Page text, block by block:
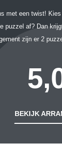
met een twist!
puzzel af? Dan
zijn er 2
BEKIJK